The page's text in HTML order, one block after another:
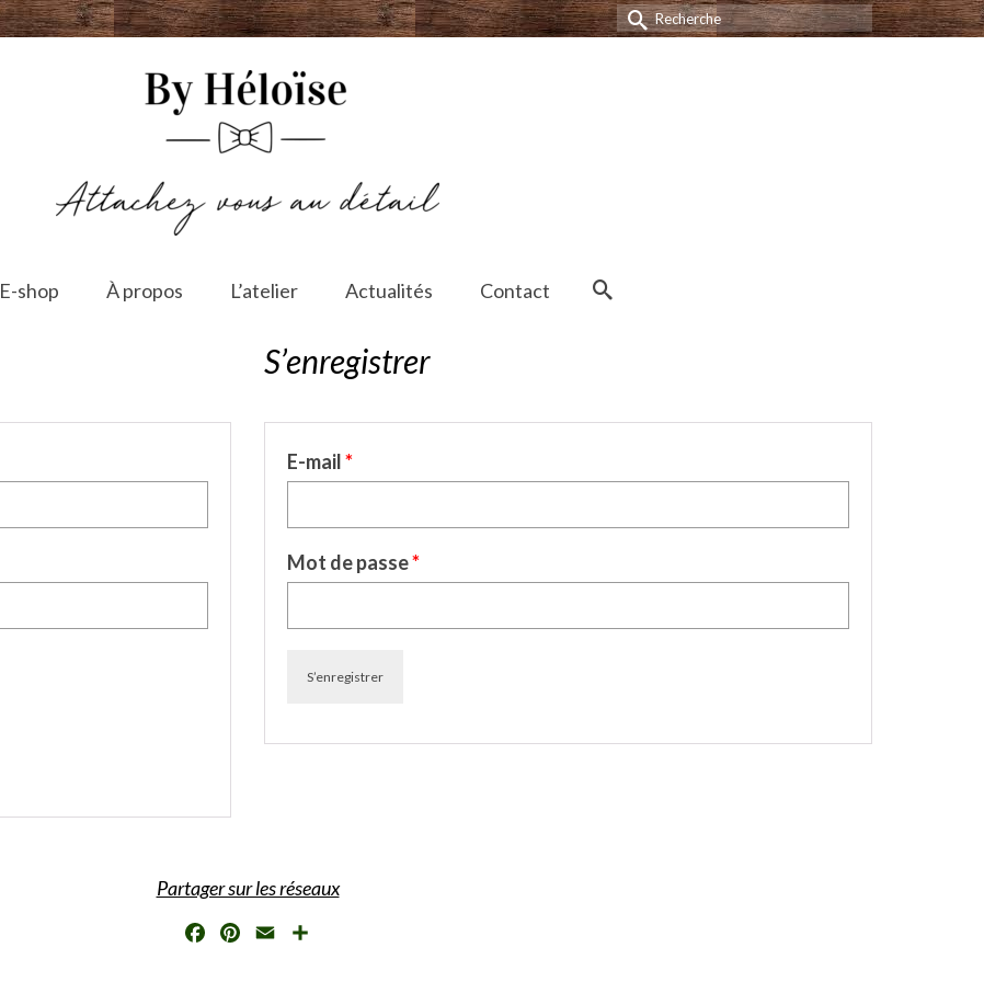
Rechercher :
E-shop À propos L’atelier Actualités Contact
S’enregistrer
E-mail*
Mot de passe*
S’enregistrer
Partager sur les réseaux
FacebookPinterest
Email